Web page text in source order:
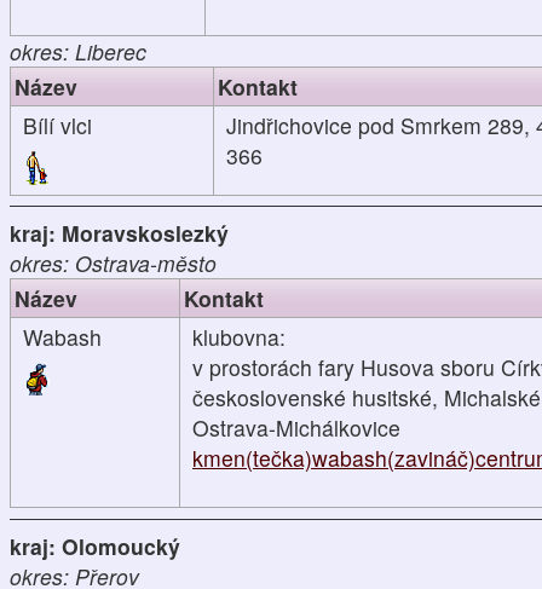
okres: Liberec
Název
Kontakt
Bílí vlci
Jindřichovice pod Smrkem 289,
366
kraj: Moravskoslezký
okres: Ostrava-město
Název
Kontakt
Wabash
klubovna:
v prostorách fary Husova sboru
československé husitské,
Ostrava-Michálkovice
kraj: Olomoucký
okres: Přerov